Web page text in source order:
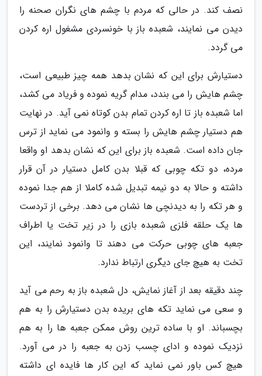
نصف کند. در حالی که مردم با چشم های نگران صحنه را
دیدن می نمایند، شعبده باز با خونسردی مشغول اره کردن
می گردد.
دستیارش برای این که نشان بدهد همه چیز طبیعی است،
چشم هایش را می بندد، مدام گریه نموده و فریاد می کشد،
اما شعبده باز تا اره کردن تمام بدن کوتاه نمی آید. در نهایت
هم دستیار چشم هایش را بسته و وانمود می نماید از ترس
جان داده است. شعبده باز برای این که نشان بدهد او واقعا
مرده، دو تکه چوبی که قبلا بدن کامل دستیار در آن قرار
داشته و حالا به دو نیمه تبدیل شده کاملا از هم جدا نموده
و هر تکه را به دیدنچی ها نشان می دهد. برخی از تردست
ها یک حلقه فلزی شعبده بازی را در زیر تخت یا اطراف
جعبه های چوبی حرکت می دهند تا وانمود نمایند، این
تخت به هیچ جای دیگری ارتباط ندارد.
چند دقیقه بعد از آغاز نمایش، دل شعبده باز به رحم می آید
و سعی می نماید تکه های بریده بدن دستیارش را به هم
بچسباند. او با ساده ترین روش ممکن جعبه ها را به هم
نزدیک نموده و ادای چسب زدن به جعبه را در می آورد.
هیچ کس باور نمی نماید که این کار ها فایده ای داشته